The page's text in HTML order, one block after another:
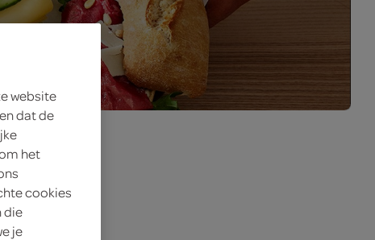
website
dat de
het
cookies
die
je